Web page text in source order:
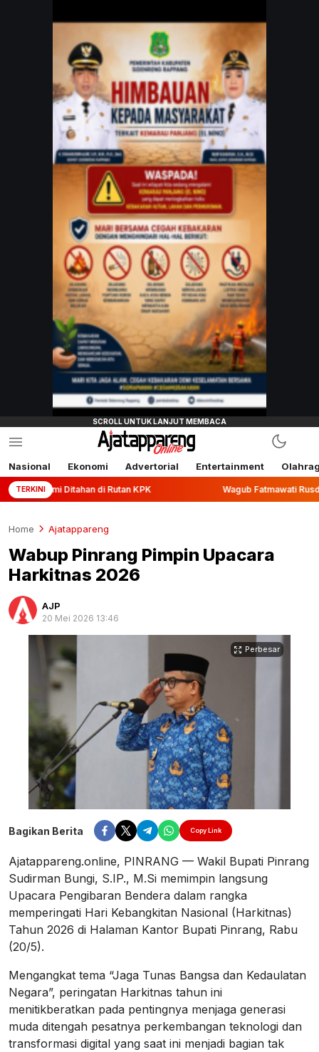
Nasional Ekonomi Advertorial Entertainment
TERKINI
di Rutan KPK Wagub Fatmawati Rusdi Lepas
Home Ajatappareng
Wabup Pinrang Pimpin Upacara
Harkitnas 2026
AJP
20 Mei 2026 13:46
Perbesar
Bagikan Berita Copy Link
Ajatappareng.online, PINRANG — Wakil Bupati Pinrang
Sudirman Bungi, S.IP., M.Si memimpin langsung
Upacara Pengibaran Bendera dalam rangka
memperingati Hari Kebangkitan Nasional (Harkitnas)
Tahun 2026 di Halaman Kantor Bupati Pinrang, Rabu
(20/5).
Mengangkat tema “Jaga Tunas Bangsa dan Kedaulatan
Negara”, peringatan Harkitnas tahun ini
menitikberatkan pada pentingnya menjaga generasi
muda ditengah pesatnya perkembangan teknologi dan
transformasi digital yang saat ini menjadi bagian tak